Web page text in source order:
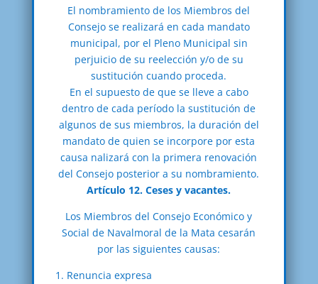
El nombramiento de los Miembros del
Consejo se realizará en cada mandato
municipal, por el Pleno Municipal sin
perjuicio de su reelección y/o de su
sustitución cuando proceda.
En el supuesto de que se lleve a cabo
dentro de cada período la sustitución de
algunos de sus miembros, la duración del
mandato de quien se incorpore por esta
causa nalizará con la primera renovación
del Consejo posterior a su nombramiento.
Artículo 12. Ceses y vacantes.
Los Miembros del Consejo Económico y
Social de Navalmoral de la Mata cesarán
por las siguientes causas:
1. Renuncia expresa